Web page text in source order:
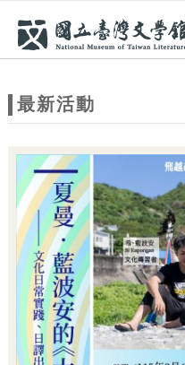
站
題
最新活動